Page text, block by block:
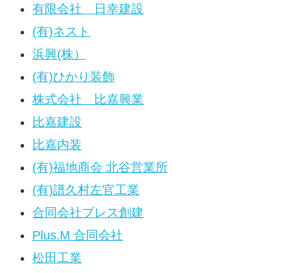
有限会社 日幸建設
(有)ネスト
浜興(株）
(有)ひかり装飾
株式会社 比嘉興業
比嘉建設
比嘉内装
(有)福地商会 北谷営業所
(有)譜久村左官工業
合同会社ブレス創建
Plus.M 合同会社
松田工業